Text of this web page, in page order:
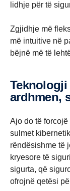
lidhje për të
Zgjidhje më
më intuitive në
bëjnë më të
Teknologji e përshtatshme për të
ardhmen,
Ajo do të
sulmet
rëndësishme të
kryesore të
sigurta, që
ofrojnë qetësi